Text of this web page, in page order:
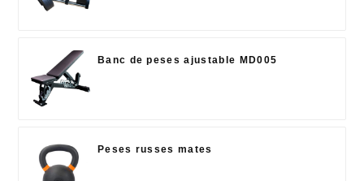
Banc de peses ajustable MD005
Peses russes mates